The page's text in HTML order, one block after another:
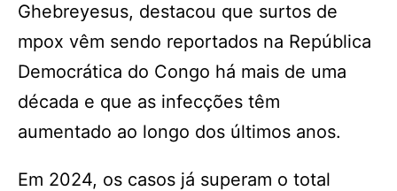
Ghebreyesus, destacou que surtos de
mpox vêm sendo reportados na República
Democrática do Congo há mais de uma
década e que as infecções têm
aumentado ao longo dos últimos anos.
Em 2024, os casos já superam o total